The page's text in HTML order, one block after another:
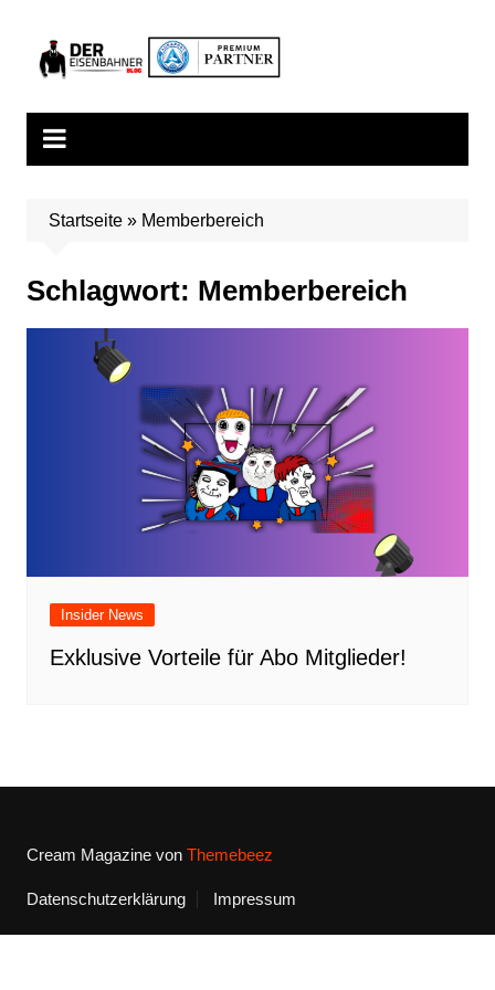
springen
Startseite» Memberbereich
Schlagwort: Memberbereich
Insider News
Exklusive Vorteile für Abo Mitglieder!
Cream Magazine von Themebeez
Datenschutzerklärung Impressum